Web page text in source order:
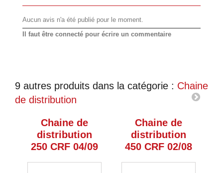
Aucun avis n'a été publié pour le moment.
Il faut être connecté pour écrire un commentaire
9 autres produits dans la catégorie : Chaine
de distribution
Chaine de
distribution
250 CRF 04/09
Chaine de
distribution
450 CRF 02/08